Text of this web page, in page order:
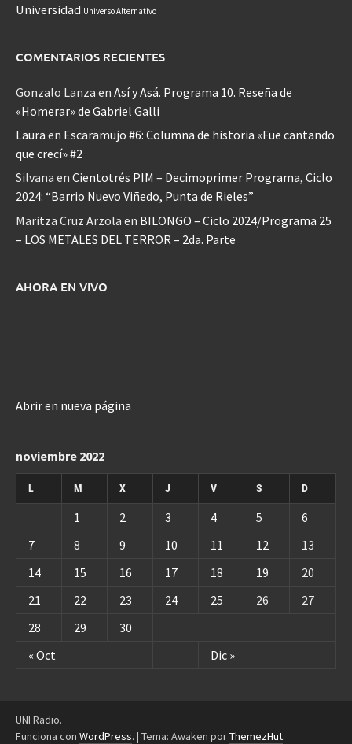
Universidad Universo Alternativo
COMENTARIOS RECIENTES
Gonzalo Lanza en Así y Asá. Programa 10. Reseña de
«Homerar» de Gabriel Galli
Laura en Escaramujo #6: Columna de historia «Fue cantando
que crecí» #2
Silvana en Cientotrés PIM – Decimoprimer Programa, Ciclo
2024: “Barrio Nuevo Viñedo, Punta de Rieles”
Maritza Cruz Arzola en BILONGO – Ciclo 2024/Programa 25
– LOS METALES DEL TERROR – 2da. Parte
AHORA EN VIVO
Abrir en nueva página
noviembre 2022
L M X J V S D
« Oct Dic »
1 2 3 4 5
6
7
8 9 10 11 12
13
14
15 16 17 18 19
20
21
22 23 24 25 26
27
28
29 30
UNI Radio.
Funciona con WordPress. | Tema: Awaken porThemezHut.